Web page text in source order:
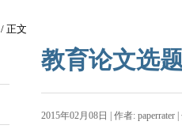
/ 正文
教育论文选
2015年02月08日 | 作者: paperrater